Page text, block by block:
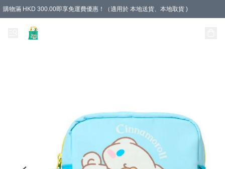
購物滿 HKD 300.00即享免運費優惠！（適用於 本地送貨、本地取貨 )